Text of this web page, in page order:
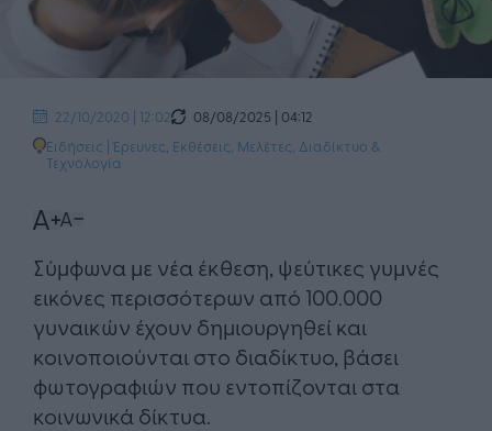
22/10/2020 | 12:02
08/08/2025 | 04:12
Ειδήσεις |Έρευνες, Εκθέσεις, Μελέτες Διαδίκτυο &
Τεχνολογία
​Σύμφωνα με νέα έκθεση, ψεύτικες γυμνές
εικόνες περισσότερων από 100.000
γυναικών έχουν δημιουργηθεί και
κοινοποιούνται στο διαδίκτυο, βάσει
φωτογραφιών που εντοπίζονται στα
κοινωνικά δίκτυα.